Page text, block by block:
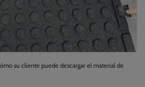
su cliente puede descargar el material de